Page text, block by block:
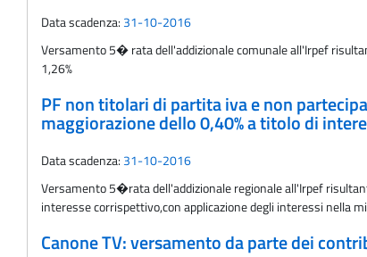
Data scadenza: 31-10-2016
Versamento 5� rata dell'addizionale comunale all'Irpef
1,26%
PF non titolari di partita iva e non
maggiorazione dello 0,40% a titolo di
Data scadenza: 31-10-2016
Versamento 5�rata dell'addizionale regionale all'Irpef
interesse corrispettivo,con applicazione degli interessi nella
Canone TV: versamento da parte dei